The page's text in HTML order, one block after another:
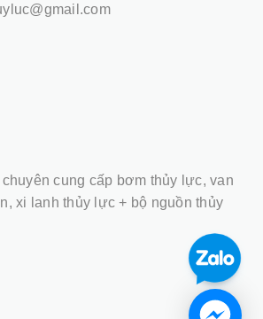
cung cấp bơm thủy lực, van
xi lanh thủy lực + bộ nguồn thủy